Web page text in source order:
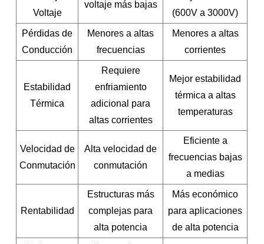
Voltaje
voltaje más bajas
(600V a 3000V)
Pérdidas de
Conducción
Menores a altas
frecuencias
Menores a altas
corrientes
Estabilidad
Térmica
Requiere
enfriamiento
adicional para
altas corrientes
Mejor estabilidad
térmica a altas
temperaturas
Velocidad de
Conmutación
Alta velocidad de
conmutación
Eficiente a
frecuencias bajas
a medias
Rentabilidad
Estructuras más
complejas para
alta potencia
Más económico
para aplicaciones
de alta potencia